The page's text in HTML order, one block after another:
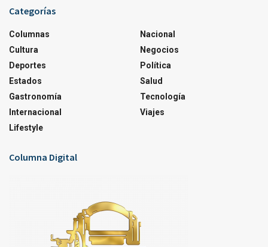
Categorías
Columnas
Cultura
Deportes
Estados
Gastronomía
Internacional
Lifestyle
Nacional
Negocios
Política
Salud
Tecnología
Viajes
Columna Digital